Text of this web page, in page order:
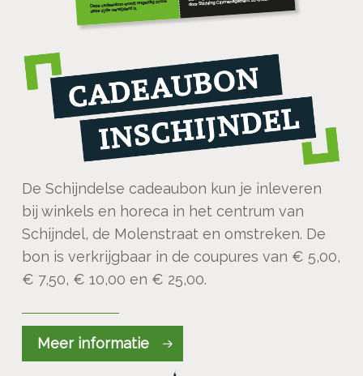
De Schijndelse cadeaubon kun je inleveren
bij winkels en horeca in het centrum van
Schijndel, de Molenstraat en omstreken. De
bon is verkrijgbaar in de coupures van € 5,00,
€ 7,50, € 10,00 en € 25,00.
Meer informatie